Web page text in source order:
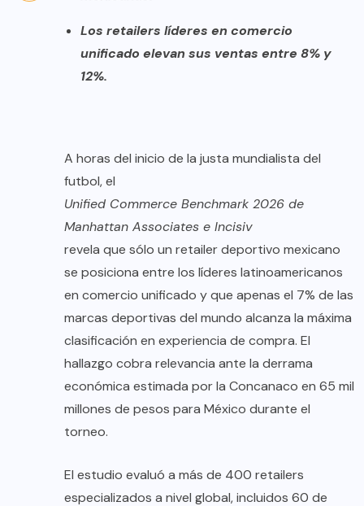
Los retailers líderes en comercio
unificado elevan sus ventas entre 8% y
12%.
A horas del inicio de la justa mundialista del
futbol, el
Unified Commerce Benchmark 2026 de
Manhattan Associates e Incisiv
revela que sólo un retailer deportivo mexicano
se posiciona entre los líderes latinoamericanos
en comercio unificado y que apenas el 7% de las
marcas deportivas del mundo alcanza la máxima
clasificación en experiencia de compra. El
hallazgo cobra relevancia ante la derrama
económica estimada por la Concanaco en 65 mil
millones de pesos para México durante el
torneo.
El estudio evaluó a más de 400 retailers
especializados a nivel global, incluidos 60 de